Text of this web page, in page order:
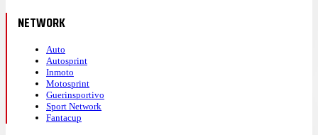
NETWORK
Auto
Autosprint
Inmoto
Motosprint
Guerinsportivo
Sport Network
Fantacup